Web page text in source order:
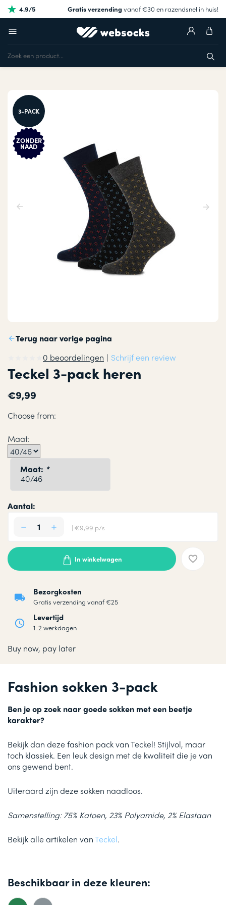
4.9/5 Gratis verzendingvanaf €30 en razendsnel in huis!
3-PACK
ZONDER
NAAD
Terug naar vorige pagina
0 beoordelingen | Schrijf een review
Teckel 3-pack heren
€9,99
Choose from:
Maat:
Maat: *
Aantal:
| €9,99 p/s
Bezorgkosten
Gratis verzending vanaf €25
Levertijd
1-2 werkdagen
In winkelwagen
Buy now, pay later
Fashion sokken 3-pack
Ben je op zoek naar goede sokken met een beetje
karakter?
Bekijk dan deze fashion pack van Teckel! Stijlvol, maar
toch klassiek. Een leuk design met de kwaliteit die je van
ons gewend bent.
Uiteraard zijn deze sokken naadloos.
Samenstelling: 75% Katoen, 23% Polyamide, 2% Elastaan
Bekijk alle artikelen vanTeckel.
Beschikbaar in deze kleuren: